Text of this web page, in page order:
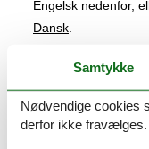
Engelsk nedenfor,
Dansk
House:
The apartment is
floor, it features two
Samtykke
Nødvendige cookies
derfor ikke fravælges.